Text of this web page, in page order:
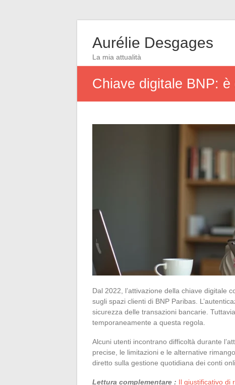
Aurélie Desgages
La mia attualità
Chiave digitale BNP:
Dal 2022, l’attivazione della chiave digitale
sugli spazi clienti di BNP Paribas.
sicurezza delle transazioni bancarie.
temporaneamente a questa regola.
Alcuni utenti incontrano difficoltà durante
precise, le limitazioni e le alternative
diretto sulla gestione quotidiana dei conti
Lettura complementare : Il giustificativo di